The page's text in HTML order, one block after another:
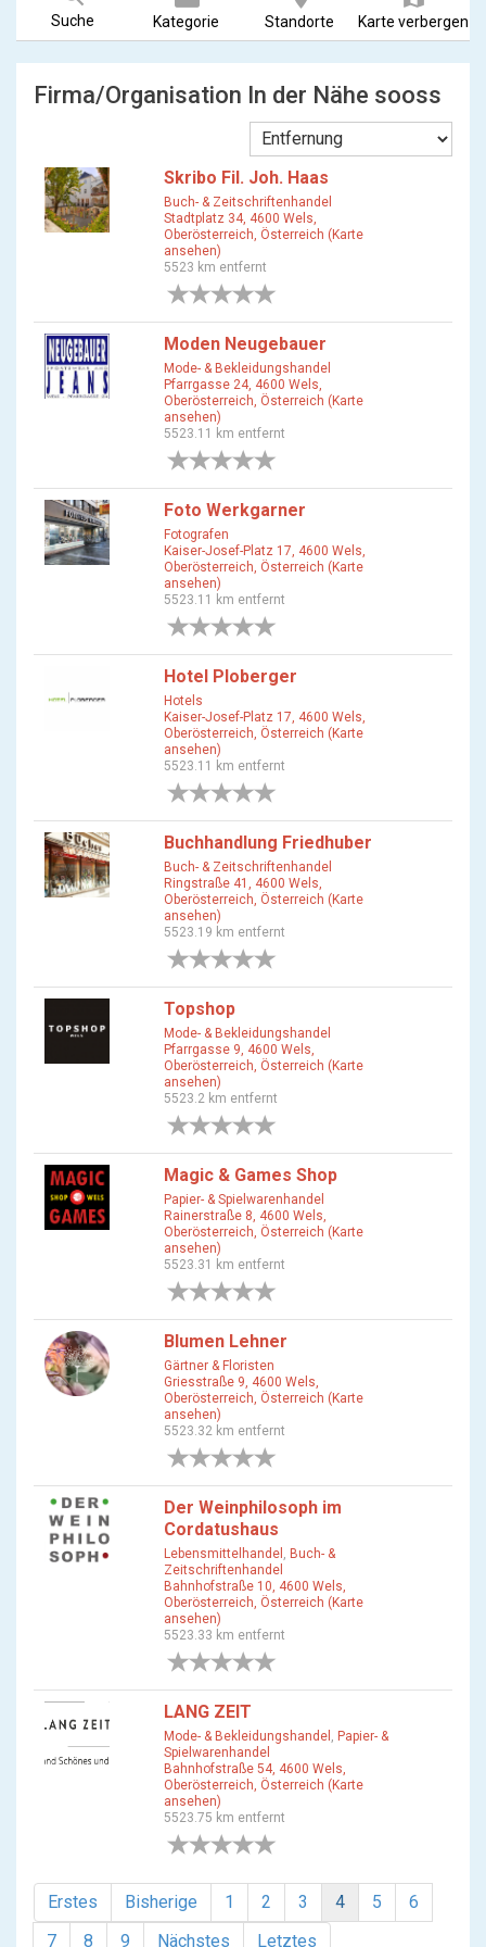
Suche Kategorie Standorte Karte verbergen
Firma/Organisation In der Nähe sooss
Skribo Fil. Joh. Haas
Buch- & Zeitschriftenhandel
Stadtplatz 34, 4600 Wels,
Oberösterreich, Österreich (Karte
ansehen)
5523 km entfernt
Moden Neugebauer
Mode- & Bekleidungshandel
Pfarrgasse 24, 4600 Wels,
Oberösterreich, Österreich (Karte
ansehen)
5523.11 km entfernt
Foto Werkgarner
Fotografen
Kaiser-Josef-Platz 17, 4600 Wels,
Oberösterreich, Österreich (Karte
ansehen)
5523.11 km entfernt
Hotel Ploberger
Hotels
Kaiser-Josef-Platz 17, 4600 Wels,
Oberösterreich, Österreich (Karte
ansehen)
5523.11 km entfernt
Buchhandlung Friedhuber
Buch- & Zeitschriftenhandel
Ringstraße 41, 4600 Wels,
Oberösterreich, Österreich (Karte
ansehen)
5523.19 km entfernt
Topshop
Mode- & Bekleidungshandel
Pfarrgasse 9, 4600 Wels,
Oberösterreich, Österreich (Karte
ansehen)
5523.2 km entfernt
Magic & Games Shop
Papier- & Spielwarenhandel
Rainerstraße 8, 4600 Wels,
Oberösterreich, Österreich (Karte
ansehen)
5523.31 km entfernt
Blumen Lehner
Gärtner & Floristen
Griesstraße 9, 4600 Wels,
Oberösterreich, Österreich (Karte
ansehen)
5523.32 km entfernt
Der Weinphilosoph im
Cordatushaus
Lebensmittelhandel , Buch- &
Zeitschriftenhandel
Bahnhofstraße 10, 4600 Wels,
Oberösterreich, Österreich (Karte
ansehen)
5523.33 km entfernt
LANG ZEIT
Mode- & Bekleidungshandel , Papier- &
Spielwarenhandel
Bahnhofstraße 54, 4600 Wels,
Oberösterreich, Österreich (Karte
ansehen)
5523.75 km entfernt
Erstes Bisherige 1 2 3 4 5
6
7
8 9 Nächstes Letztes